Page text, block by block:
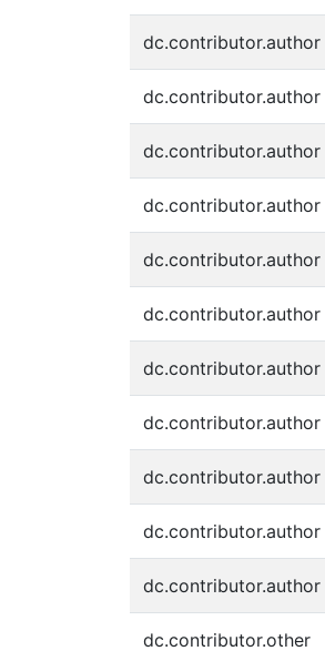
dc.contributor.author
dc.contributor.author
dc.contributor.author
dc.contributor.author
dc.contributor.author
dc.contributor.author
dc.contributor.author
dc.contributor.author
dc.contributor.author
dc.contributor.author
dc.contributor.author
dc.contributor.other